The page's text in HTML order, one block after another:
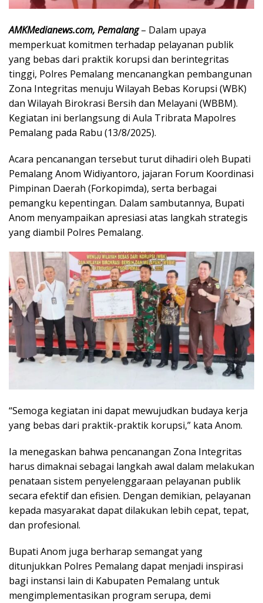
AMKMedianews.com, Pemalang– Dalam upaya
memperkuat komitmen terhadap pelayanan publik
yang bebas dari praktik korupsi dan berintegritas
tinggi, Polres Pemalang mencanangkan pembangunan
Zona Integritas menuju Wilayah Bebas Korupsi (WBK)
dan Wilayah Birokrasi Bersih dan Melayani (WBBM).
Kegiatan ini berlangsung di Aula Tribrata Mapolres
Pemalang pada Rabu (13/8/2025).
Acara pencanangan tersebut turut dihadiri oleh Bupati
Pemalang Anom Widiyantoro, jajaran Forum Koordinasi
Pimpinan Daerah (Forkopimda), serta berbagai
pemangku kepentingan. Dalam sambutannya, Bupati
Anom menyampaikan apresiasi atas langkah strategis
yang diambil Polres Pemalang.
“Semoga kegiatan ini dapat mewujudkan budaya kerja
yang bebas dari praktik-praktik korupsi,” kata Anom.
Ia menegaskan bahwa pencanangan Zona Integritas
harus dimaknai sebagai langkah awal dalam melakukan
penataan sistem penyelenggaraan pelayanan publik
secara efektif dan efisien. Dengan demikian, pelayanan
kepada masyarakat dapat dilakukan lebih cepat, tepat,
dan profesional.
Bupati Anom juga berharap semangat yang
ditunjukkan Polres Pemalang dapat menjadi inspirasi
bagi instansi lain di Kabupaten Pemalang untuk
mengimplementasikan program serupa, demi